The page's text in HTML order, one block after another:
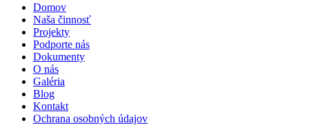
Domov
Naša činnosť
Projekty
Podporte nás
Dokumenty
O nás
Galéria
Blog
Kontakt
Ochrana osobných údajov